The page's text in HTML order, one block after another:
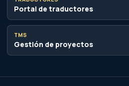
Portal de traductores
TMS
Gestión de proyectos